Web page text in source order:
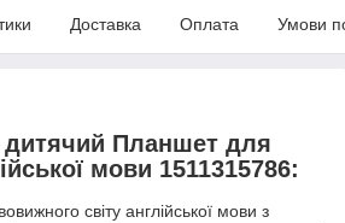
Доставка Оплата Умови
дитячий Планшет для
мови 1511315786:
світу англійської мови з